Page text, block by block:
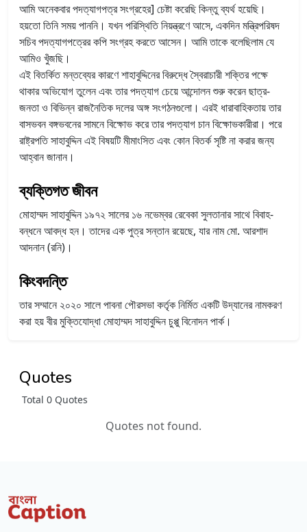
আমি অনেকবার পদত্যাগপত্র সংগ্রহের] চেষ্টা করেছি কিন্তু ব্যর্থ হয়েছি।
হয়তো তিনি সময় পাননি। যখন পরিস্থিতি নিয়ন্ত্রণে আসে, একদিন মন্ত্রিপরিষদ
সচিব পদত্যাগপত্রের কপি সংগ্রহ করতে আসেন। আমি তাকে বলেছিলাম যে
আমিও খুঁজছি ।
এই বিতর্কিত মন্তব্যের কারণে শাহাবুদ্দিনের বিরুদ্ধে স্বৈরাচারী শক্তির পক্ষে
থাকার অভিযোগ তুলেন এবং তার পদত্যাগ চেয়ে আন্দোলন শুরু করেন ছাত্র-
জনতা ও বিভিন্ন রাজনৈতিক দলের অঙ্গ সংগঠনগুলো। এরই ধারাবাহিকতায় তার
বাসভবন বঙ্গভবনের সামনে বিক্ষোভ করে তার পদত্যাগ চান বিক্ষোভকারীরা। পরে
রাষ্ট্রপতি সাহাবুদ্দিন এই বিষয়টি মীমাংসিত এবং কোন বিতর্ক সৃষ্টি না করার জন্য
আহ্বান জানান।
ব্যক্তিগত জীবন
মোহাম্মদ সাহাবুদ্দিন ১৯৭২ সালের ১৬ নভেম্বর রেবেকা সুলতানার সাথে বিবাহ-
বন্ধনে আবদ্ধ হন। তাদের এক পুত্র সন্তান রয়েছে, যার নাম মো. আরশাদ
আদনান (রনি)।
কিংবদন্তি
তার সম্মানে ২০২০ সালে পাবনা পৌরসভা কর্তৃক নির্মিত একটি উদ্যানের নামকরণ
করা হয় বীর মুক্তিযোদ্ধা মোহাম্মদ সাহাবুদ্দিন চুপ্পু বিনোদন পার্ক।
Quotes
Total 0 Quotes
Quotes not found.